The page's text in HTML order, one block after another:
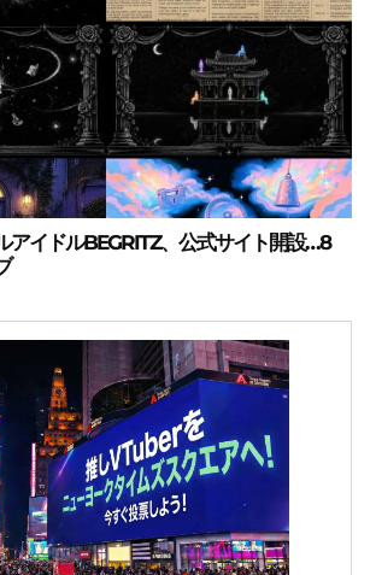
アイドルBEGRITZ、公式サイト開設…8